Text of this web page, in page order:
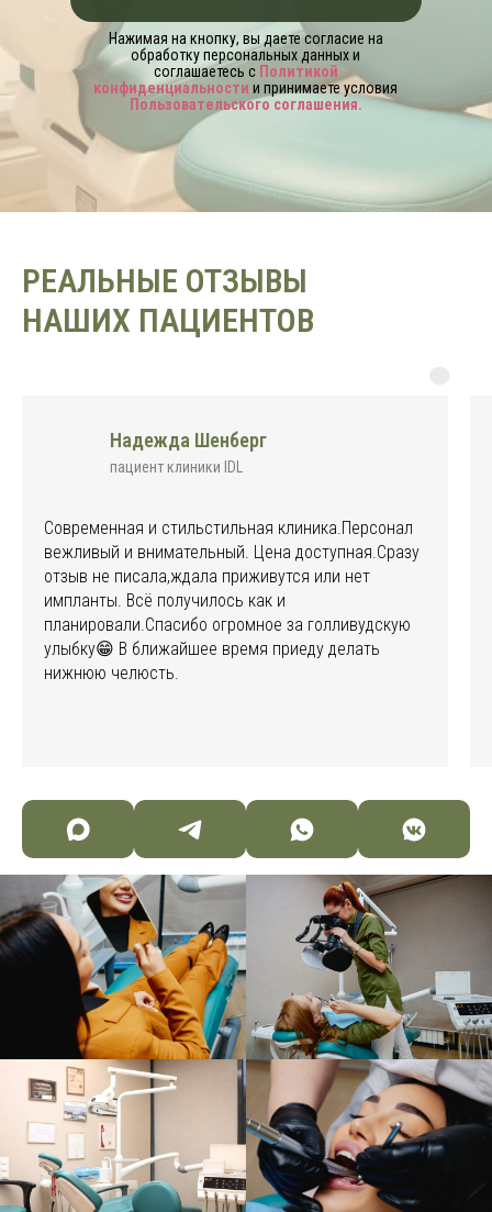
Нажимая на кнопку, вы даете согласие на
обработку персональных данных и
соглашаетесь c Политикой
конфиденциальности и принимаете условия
Пользовательского соглашения.
РЕАЛЬНЫЕ ОТЗЫВЫ
НАШИХ ПАЦИЕНТОВ
Надежда Шенберг
пациент клиники IDL
Современная и стильстильная клиника.Персонал
вежливый и внимательный. Цена доступная.Сразу
отзыв не писала,ждала приживутся или нет
импланты. Всё получилось как и
планировали.Спасибо огромное за голливудскую
улыбку😁 В ближайшее время приеду делать
нижнюю челюсть.